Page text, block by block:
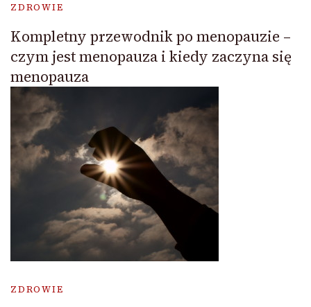
ZDROWIE
Kompletny przewodnik po menopauzie –
czym jest menopauza i kiedy zaczyna się
menopauza
ZDROWIE